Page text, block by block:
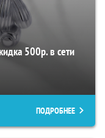
500р. в сети
ПОДРОБНЕЕ